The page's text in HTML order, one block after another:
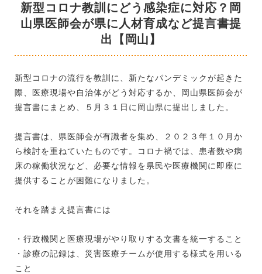
新型コロナ教訓にどう感染症に対応？岡
山県医師会が県に人材育成など提言書提
出【岡山】
新型コロナの流行を教訓に、新たなパンデミックが起きた
際、医療現場や自治体がどう対応するか、岡山県医師会が
提言書にまとめ、５月３１日に岡山県に提出しました。
提言書は、県医師会が有識者を集め、２０２３年１０月か
ら検討を重ねていたものです。コロナ禍では、患者数や病
床の稼働状況など、必要な情報を県民や医療機関に即座に
提供することが困難になりました。
それを踏まえ提言書には
・行政機関と医療現場がやり取りする文書を統一すること
・診療の記録は、災害医療チームが使用する様式を用いる
こと